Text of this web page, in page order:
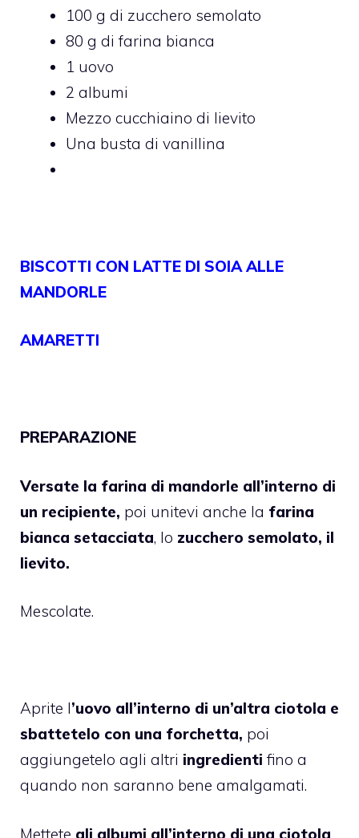
100 g di zucchero semolato
80 g di farina bianca
1 uovo
2 albumi
Mezzo cucchiaino di lievito
Una busta di vanillina
BISCOTTI CON LATTE DI SOIA ALLE
MANDORLE
AMARETTI
PREPARAZIONE
Versate la farina di mandorle all’interno di
un recipiente, poi unitevi anche la farina
bianca setacciata, lo zucchero semolato, il
lievito.
Mescolate.
Aprite l’uovo all’interno di un’altra ciotola e
sbattetelo con una forchetta, poi
aggiungetelo agli altri ingredienti fino a
quando non saranno bene amalgamati.
Mettete gli albumi all’interno di una ciotola